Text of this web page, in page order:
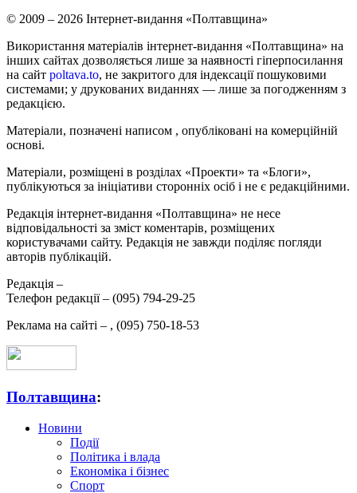
© 2009 – 2026 Інтернет-видання «Полтавщина»
Використання матеріалів інтернет-видання «Полтавщина» на
інших сайтах дозволяється лише за наявності гіперпосилання
на сайт poltava.to, не закритого для індексації пошуковими
системами; у друкованих виданнях — лише за погодженням з
редакцією.
Матеріали, позначені написом , опубліковані на комерційній
основі.
Матеріали, розміщені в розділах «Проекти» та «Блоги»,
публікуються за ініціативи сторонніх осіб і не є редакційними.
Редакція інтернет-видання «Полтавщина» не несе
відповідальності за зміст коментарів, розміщених
користувачами сайту. Редакція не завжди поділяє погляди
авторів публікацій.
Редакція –
Телефон редакції – (095) 794-29-25
Реклама на сайті – , (095) 750-18-53
Полтавщина:
Новини
Події
Політика і влада
Економіка і бізнес
Спорт